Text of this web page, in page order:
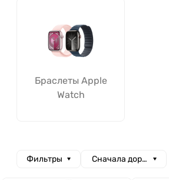
Браслеты Apple
Watch
Фильтры Сначала дорогие